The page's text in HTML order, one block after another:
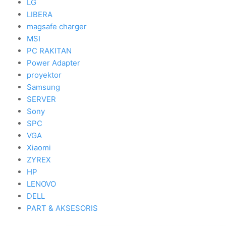
LG
LIBERA
magsafe charger
MSI
PC RAKITAN
Power Adapter
proyektor
Samsung
SERVER
Sony
SPC
VGA
Xiaomi
ZYREX
HP
LENOVO
DELL
PART & AKSESORIS